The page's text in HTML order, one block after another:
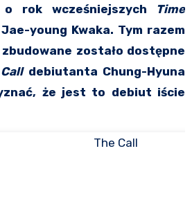
rok wcześniejszych Time
young Kwaka. Tym razem
zostało dostępne
debiutanta Chung-Hyuna
że jest to debiut iście